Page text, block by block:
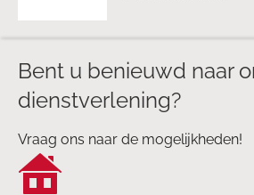
Bent u benieuwd naar
dienstverlening?
Vraag ons naar de mogelijkheden!